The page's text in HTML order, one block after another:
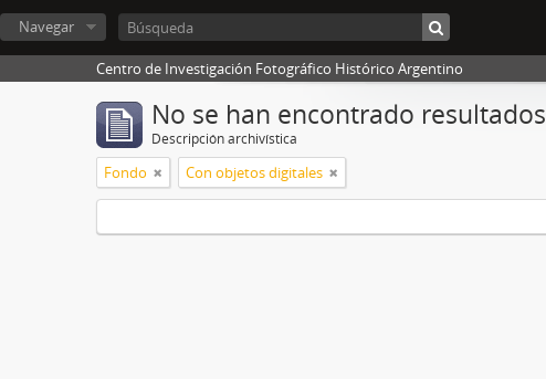
Navegar
Centro de Investigación Fotográfico Histórico Argentino
No se han encontrado resultados
Descripción archivística
Fondo Con objetos digitales